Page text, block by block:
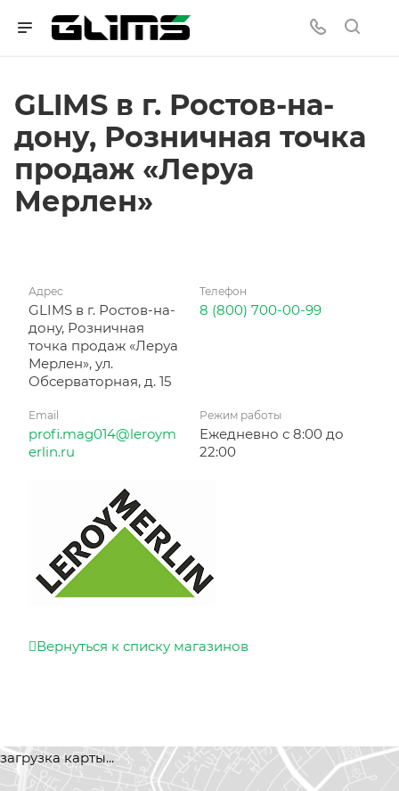
GLIMS в г. Ростов-на-
дону, Розничная точка
продаж «Леруа
Мерлен»
Адрес
GLIMS в г. Ростов-на-
дону, Розничная
точка продаж «Леруа
Мерлен», ул.
Обсерваторная, д. 15
Телефон
8 (800) 700-00-99
Email
profi.mag014@leroym
erlin.ru
Режим работы
Ежедневно с 8:00 до
22:00
Вернуться к списку магазинов
загрузка карты...